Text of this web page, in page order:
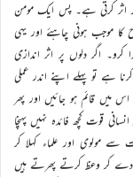
اثر کرتی ہے۔ پس ایک مومن
موجب ہونی چاہئے اور یہی
اگر دلوں پر اثر اندازی
ہے تو پہلے اپنے اندر عملی
میں قائم ہو جائیں اور پھر
قوت کچھ فائدہ نہیں پہنچا
مولوی اور علماء کہلا کر
دے کر وعظ کرتے پھرتے ہیں